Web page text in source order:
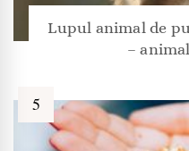
Lupul animal de
–